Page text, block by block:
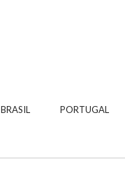
BRASIL PORTUGAL